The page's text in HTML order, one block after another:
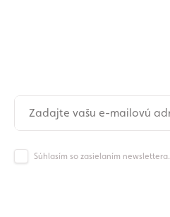
Súhlasím so zasielaním newslettera.